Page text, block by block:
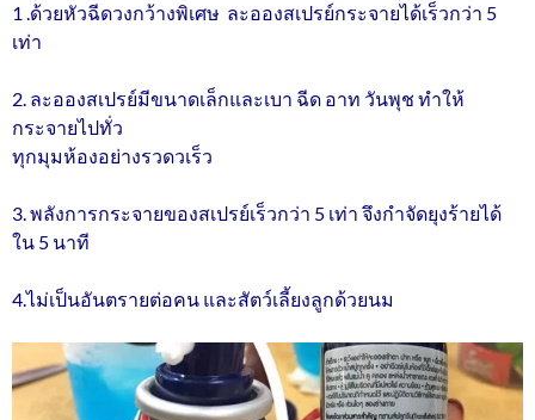
1 .ด้วยหัวฉีดวงกว้างพิเศษ ละอองสเปรย์กระจายได้เร็วกว่า 5
เท่า
2. ละอองสเปรย์มีขนาดเล็กและเบา ฉีด อาท วันพุช ทำให้
กระจายไปทั่ว
ทุกมุมห้องอย่างรวดวเร็ว
3. พลังการกระจายของสเปรย์เร็วกว่า 5 เท่า จึงกำจัดยุงร้ายได้
ใน 5 นาที
4.ไม่เป็นอันตรายต่อคน และสัตว์เลี้ยงลูกด้วยนม